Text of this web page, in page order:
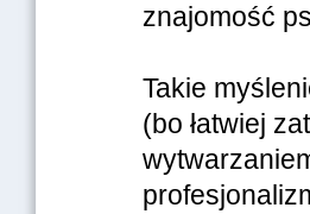
znajomość
Takie
(bo łatwiej